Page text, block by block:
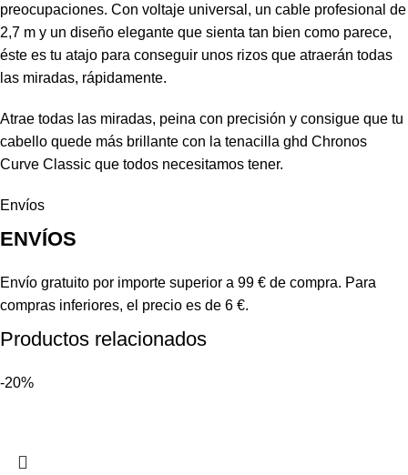
preocupaciones. Con voltaje universal, un cable profesional de
2,7 m y un diseño elegante que sienta tan bien como parece,
éste es tu atajo para conseguir unos rizos que atraerán todas
las miradas, rápidamente.
Atrae todas las miradas, peina con precisión y consigue que tu
cabello quede más brillante con la tenacilla ghd Chronos
Curve Classic que todos necesitamos tener.
Envíos
ENVÍOS
Envío gratuito por importe superior a 99 € de compra. Para
compras inferiores, el precio es de 6 €.
Productos relacionados
-20%